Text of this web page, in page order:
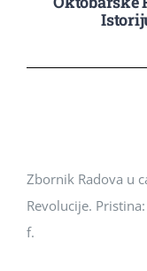
Revista Kosova
Zbornik Radova u
Revolucije.
f.